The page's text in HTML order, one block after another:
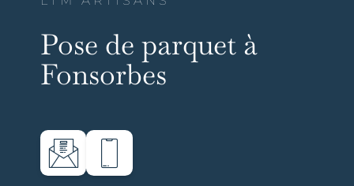
Pose de parquet à
Fonsorbes